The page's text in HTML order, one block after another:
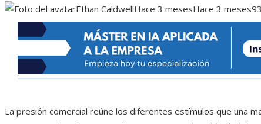
Ethan CaldwellHace 3 mesesHace 3 meses93
La presión comercial reúne los diferentes estímulos que una